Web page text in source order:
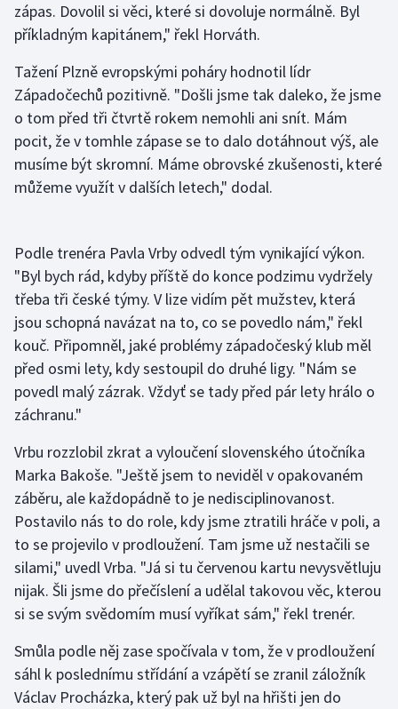
Veslování
Volejbal
Ostatní
zápas. Dovolil si věci, které si dovoluje normálně. Byl
příkladným kapitánem," řekl Horváth.
Tažení Plzně evropskými poháry hodnotil lídr
Západočechů pozitivně. "Došli jsme tak daleko, že jsme
o tom před tři čtvrtě rokem nemohli ani snít. Mám
pocit, že v tomhle zápase se to dalo dotáhnout výš, ale
musíme být skromní. Máme obrovské zkušenosti, které
můžeme využít v dalších letech," dodal.
Podle trenéra Pavla Vrby odvedl tým vynikající výkon.
"Byl bych rád, kdyby příště do konce podzimu vydržely
třeba tři české týmy. V lize vidím pět mužstev, která
jsou schopná navázat na to, co se povedlo nám," řekl
kouč. Připomněl, jaké problémy západočeský klub měl
před osmi lety, kdy sestoupil do druhé ligy. "Nám se
povedl malý zázrak. Vždyť se tady před pár lety hrálo o
záchranu."
Vrbu rozzlobil zkrat a vyloučení slovenského útočníka
Marka Bakoše. "Ještě jsem to neviděl v opakovaném
záběru, ale každopádně to je nedisciplinovanost.
Postavilo nás to do role, kdy jsme ztratili hráče v poli, a
to se projevilo v prodloužení. Tam jsme už nestačili se
silami," uvedl Vrba. "Já si tu červenou kartu nevysvětluju
nijak. Šli jsme do přečíslení a udělal takovou věc, kterou
si se svým svědomím musí vyříkat sám," řekl trenér.
Smůla podle něj zase spočívala v tom, že v prodloužení
sáhl k poslednímu střídání a vzápětí se zranil záložník
Václav Procházka, který pak už byl na hřišti jen do